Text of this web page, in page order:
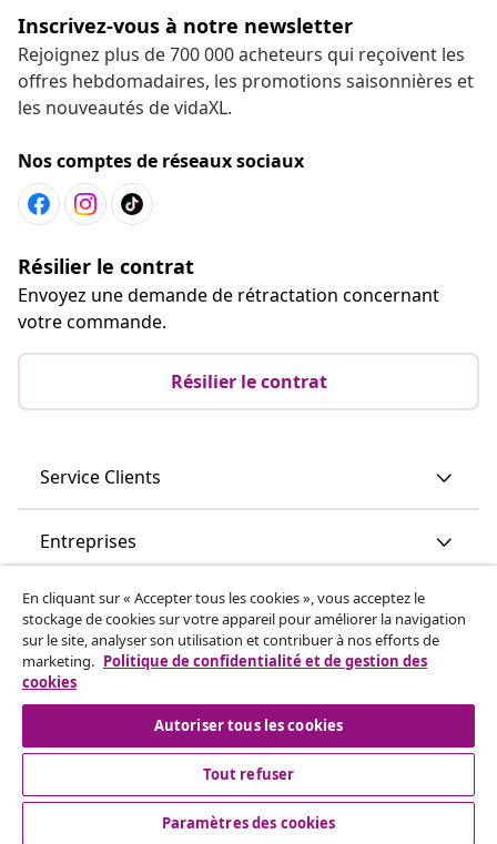
Inscrivez-vous à notre newsletter
Rejoignez plus de 700 000 acheteurs qui reçoivent les
offres hebdomadaires, les promotions saisonnières et
les nouveautés de vidaXL.
Nos comptes de réseaux sociaux
Résilier le contrat
Envoyez une demande de rétractation concernant
votre commande.
Résilier le contrat
Service Clients
Entreprises
vidaXL
Découvrez-en plus
En cliquant sur « Accepter tous les cookies », vous acceptez le
stockage de cookies sur votre appareil pour améliorer la navigation
sur le site, analyser son utilisation et contribuer à nos efforts de
marketing. Politique de confidentialité et de gestion des
cookies
Autoriser tous les cookies
Tout refuser
Paramètres des cookies